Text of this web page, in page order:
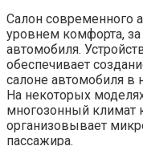
Салон современного
уровнем комфорта,
автомобиля.
обеспечивает
салоне автомобиля в
На некоторых
многозонный климат
организовывает
пассажира.